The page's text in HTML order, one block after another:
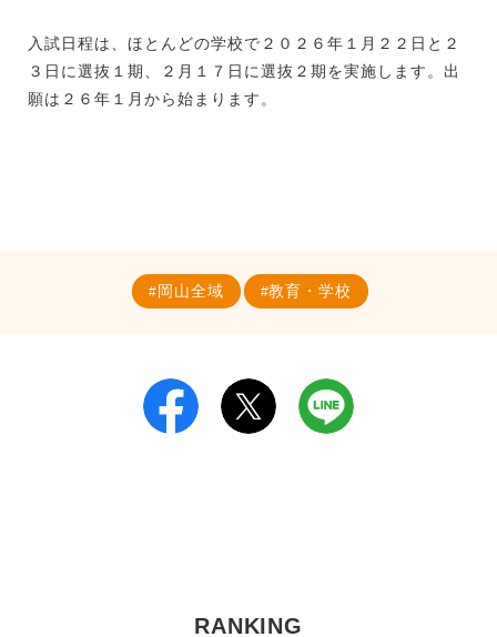
入試日程は、ほとんどの学校で２０２６年１月２２日と２
３日に選抜１期、２月１７日に選抜２期を実施します。出
願は２６年１月から始まります。
岡山全域 教育・学校
RANKING